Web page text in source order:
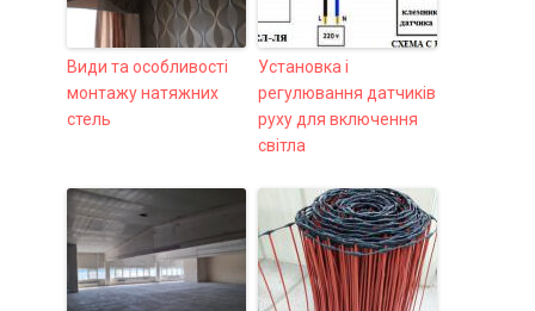
Види та особливості
монтажу натяжних
стель
Установка і
регулювання датчиків
руху для включення
світла